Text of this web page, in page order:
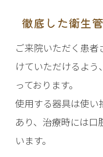
徹底した衛生
ご来院いただく患
けていただけるよ
っております。
使用する器具は使い
あり、治療時には口
います。